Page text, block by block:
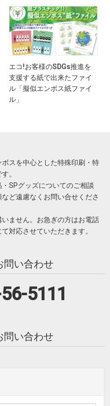
エコ!お客様のSDGs推進を
支援する紙で出来たファイ
ル「擬似エンボス紙ファイ
ル」
スを中心とした特殊印刷・特
。
SPグッズについてのご相談
ど遠慮なくお問い合せくださ
ません。お急ぎの方はお電話
対応させていただきます。
問い合わせ
5111
問い合わせ